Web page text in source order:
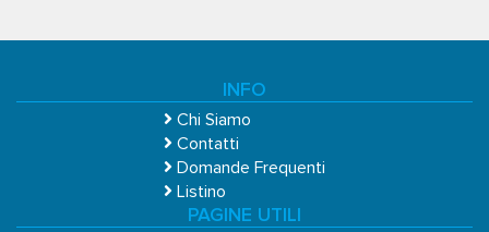
INFO
Chi Siamo
Contatti
Domande Frequenti
Listino
PAGINE UTILI